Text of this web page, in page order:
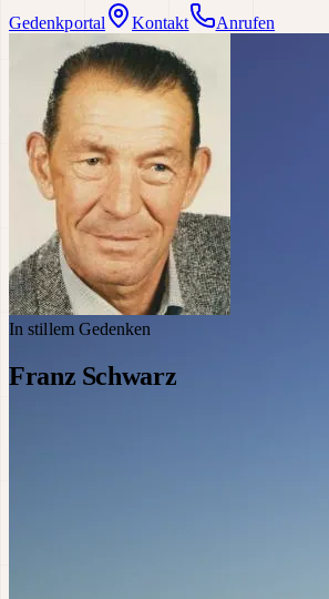
Gedenkportal Kontakt Anrufen
In stillem Gedenken
Franz Schwarz